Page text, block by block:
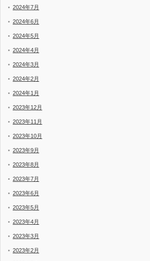
2024年7月
2024年6月
2024年5月
2024年4月
2024年3月
2024年2月
2024年1月
2023年12月
2023年11月
2023年10月
2023年9月
2023年8月
2023年7月
2023年6月
2023年5月
2023年4月
2023年3月
2023年2月